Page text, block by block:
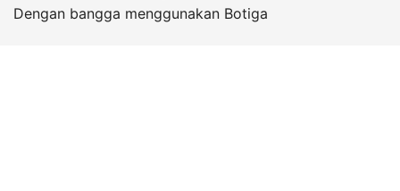
Dengan bangga menggunakan Botiga